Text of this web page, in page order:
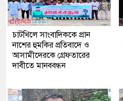
চাটখিলে সাংবাদিককে প্রান
নাশের হুমকির প্রতিবাদে ও
আসামীদেরকে গ্রেফতারের
দাবীতে মানববন্ধন